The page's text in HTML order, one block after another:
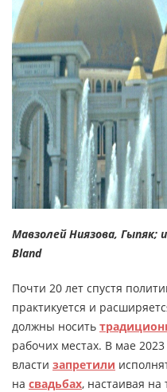
Мавзолей Ниязова, Гыпяк;
Bland
Почти 20 лет спустя
практикуется и
должны носить
рабочих местах. В мае 2023
власти запретили
на свадьбах, настаивая на